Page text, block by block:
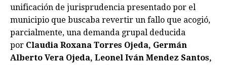
unificación de jurisprudencia presentado por el
municipio que buscaba revertir un fallo que acogió,
parcialmente, una demanda grupal deducida
por Claudia Roxana Torres Ojeda, Germán
Alberto Vera Ojeda, Leonel Iván Mendez Santos,